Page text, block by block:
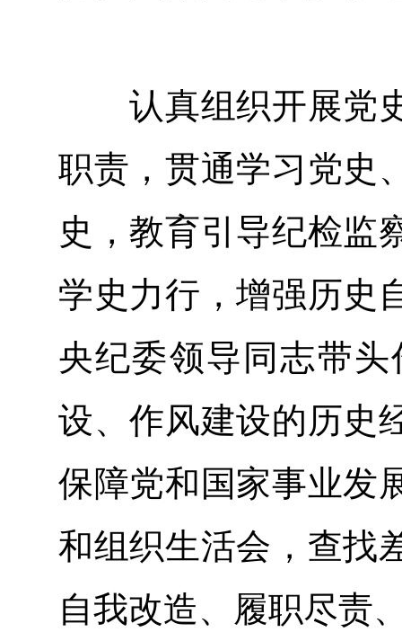
认真组织开展党史
职责，贯通学习党史
史，教育引导纪检监
学史力行，增强历史
央纪委领导同志带
设、作风建设的历史
保障党和国家事业发
和组织生活会，查找
自我改造、履职尽责